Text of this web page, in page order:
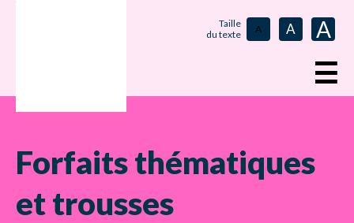
Taille
du texte
A A A
☰
Forfaits thématiques
et trousses